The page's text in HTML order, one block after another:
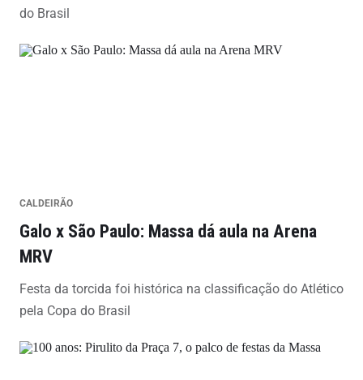
do Brasil
CALDEIRÃO
Galo x São Paulo: Massa dá aula na Arena
MRV
Festa da torcida foi histórica na classificação do Atlético
pela Copa do Brasil